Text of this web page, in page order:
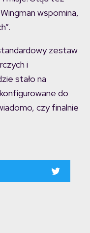
wspomina,
zestaw
i
stało na
do
czy finalnie